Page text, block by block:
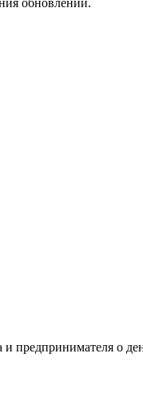
и предпринимателя о